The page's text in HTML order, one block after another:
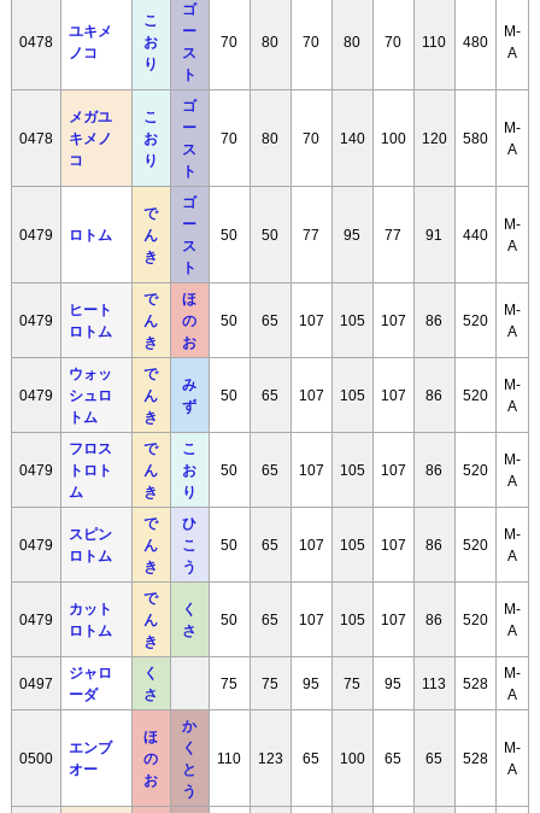
0478
ユキメ
ノコ
こ
お
り
ゴ
ー
ス
ト
70 80 70 80 70 110 480
M-
A
0478
メガユ
キメノ
コ
こ
お
り
ゴ
ー
ス
ト
70 80 70 140 100 120 580
M-
A
0479 ロトム
で
ん
き
ゴ
ー
ス
ト
50 50 77 95 77 91 440
M-
A
0479
ヒート
ロトム
で
ん
き
ほ
の
お
50 65 107 105 107 86 520
M-
A
0479
ウォッ
シュロ
トム
で
ん
き
み
ず
50 65 107 105 107 86 520
M-
A
0479
フロス
トロト
ム
で
ん
き
こ
お
り
50 65 107 105 107 86 520
M-
A
0479
スピン
ロトム
で
ん
き
ひ
こ
う
50 65 107 105 107 86 520
M-
A
0479
カット
ロトム
で
ん
き
く
さ
50 65 107 105 107 86 520
M-
A
0497
ジャロ
ーダ
く
さ
75 75 95 75 95 113 528
M-
A
0500
エンブ
オー
ほ
の
お
か
く
と
う
110 123 65 100 65 65 528
M-
A